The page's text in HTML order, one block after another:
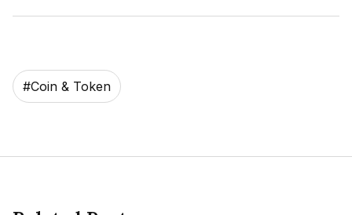
#Coin & Token